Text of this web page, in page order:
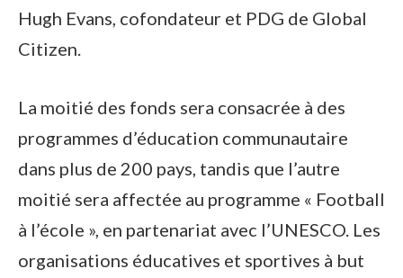
Hugh Evans, cofondateur et PDG de Global
Citizen.
La moitié des fonds sera consacrée à des
programmes d’éducation communautaire
dans plus de 200 pays, tandis que l’autre
moitié sera affectée au programme « Football
à l’école », en partenariat avec l’UNESCO. Les
organisations éducatives et sportives à but